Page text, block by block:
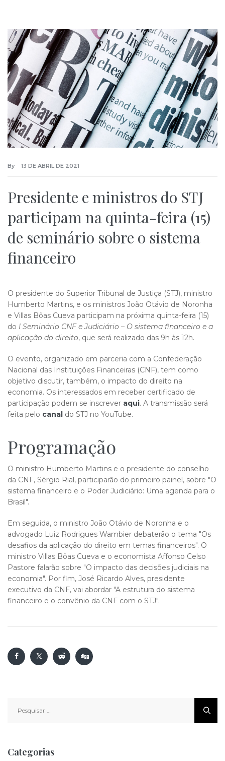
By 13 DE ABRIL DE 2021
Presidente e ministros do STJ
participam na quinta-feira (15)
de seminário sobre o sistema
financeiro
O presidente do Superior Tribunal de Justiça (STJ), ministro
Humberto Martins, e os ministros João Otávio de Noronha
e Villas Bôas Cueva participam na próxima quinta-feira (15)
do I Seminário CNF e Judiciário – O sistema financeiro e a
aplicação do direito, que será realizado das 9h às 12h.
O evento, organizado em parceria com a Confederação
Nacional das Instituições Financeiras (CNF), tem como
objetivo discutir, também, o impacto do direito na
economia. Os interessados em receber certificado de
participação podem se inscrever aqui. A transmissão será
feita pelo canal do STJ no YouTube.
Programação
O ministro Humberto Martins e o presidente do conselho
da CNF, Sérgio Rial, participarão do primeiro painel, sobre "O
sistema financeiro e o Poder Judiciário: Uma agenda para o
Brasil".
Em seguida, o ministro João Otávio de Noronha e o
advogado Luiz Rodrigues Wambier debaterão o tema "Os
desafios da aplicação do direito em temas financeiros". O
ministro Villas Bôas Cueva e o economista Affonso Celso
Pastore falarão sobre "O impacto das decisões judiciais na
economia". Por fim, José Ricardo Alves, presidente
executivo da CNF, vai abordar "A estrutura do sistema
financeiro e o convênio da CNF com o STJ".
por:
Categorias